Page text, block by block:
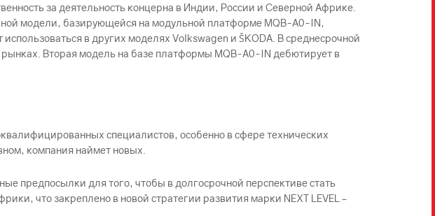
за деятельность концерна в Индии, России и Северной Африке.
модели, базирующейся на модульной платформе MQB-A0-IN,
в других моделях Volkswagen и ŠKODА. В среднесрочной
Вторая модель на базе платформы MQB-A0-IN дебютирует в
специалистов, особенно в сфере технических
компания наймет новых.
предпосылки для того, чтобы в долгосрочной перспективе стать
что закреплено в новой стратегии развития марки NEXT LEVEL –